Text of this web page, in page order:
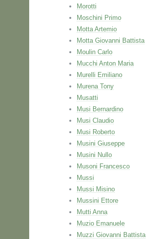
Morotti
Moschini Primo
Motta Artemio
Motta Giovanni Battista
Moulin Carlo
Mucchi Anton Maria
Murelli Emiliano
Murena Tony
Musatti
Musi Bernardino
Musi Claudio
Musi Roberto
Musini Giuseppe
Musini Nullo
Musoni Francesco
Mussi
Mussi Misino
Mussini Ettore
Mutti Anna
Muzio Emanuele
Muzzi Giovanni Battista